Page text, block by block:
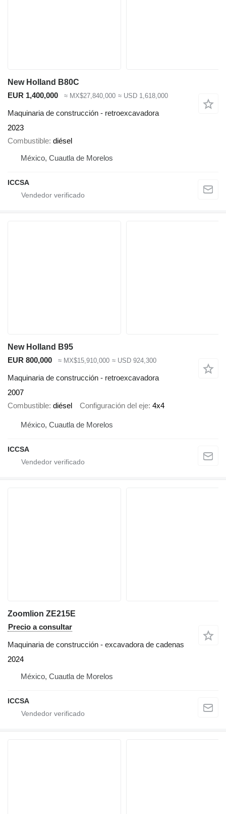
New Holland B80C
EUR 1,400,000
≈ MX$27,840,000 ≈ USD 1,618,000
Maquinaria de construcción - retroexcavadora
2023
Combustible diésel
México, Cuautla de Morelos
ICCSA
New Holland B95
EUR 800,000
≈ MX$15,910,000 ≈ USD 924,300
Maquinaria de construcción - retroexcavadora
2007
Combustible diésel Configuración del eje 4x4
México, Cuautla de Morelos
ICCSA
Zoomlion ZE215E
Precio a consultar
Maquinaria de construcción - excavadora de cadenas
2024
México, Cuautla de Morelos
ICCSA